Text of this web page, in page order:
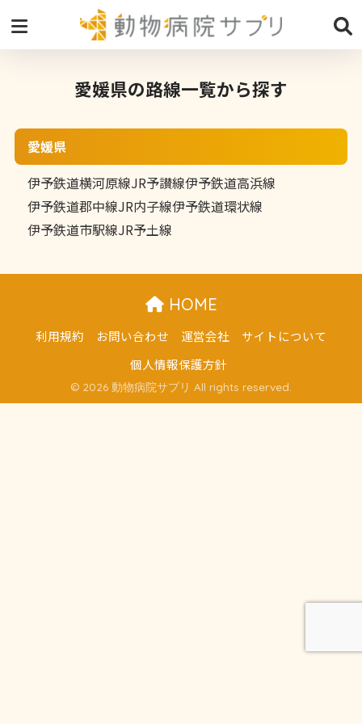
愛媛県の路線一覧から探す
愛媛県
伊予鉄道横河原線JR予讃線伊予鉄道高浜線
伊予鉄道郡中線JR内子線伊予鉄道環状線
伊予鉄道市駅線JR予土線
HOME
利用規約 お問い合わせ 運営会社
サイトについて
個人情報保護方針
© 2026 動物病院サプリ All rights reserved.